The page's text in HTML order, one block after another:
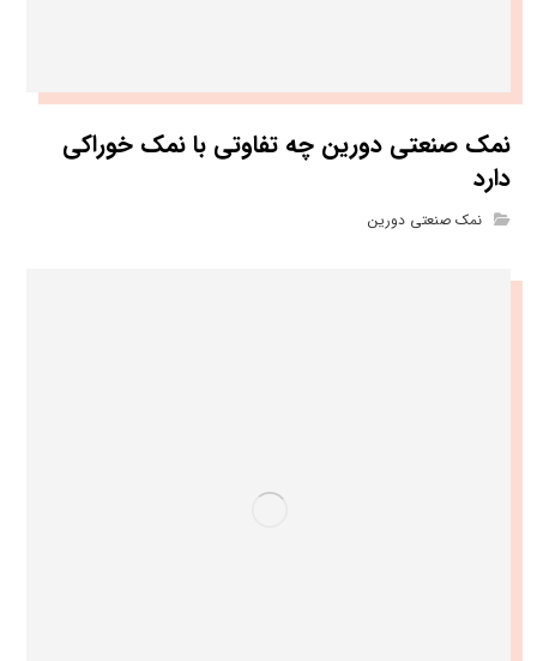
نمک صنعتی دورین چه تفاوتی با نمک خوراکی
دارد
نمک صنعتی دورین